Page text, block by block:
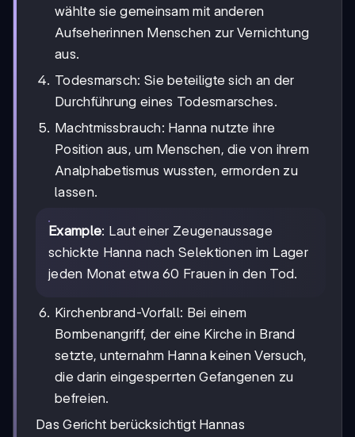
wählte sie gemeinsam mit anderen
Aufseherinnen Menschen zur Vernichtung
aus.
Todesmarsch: Sie beteiligte sich an der
Durchführung eines Todesmarsches.
Machtmissbrauch: Hanna nutzte ihre
Position aus, um Menschen, die von ihrem
Analphabetismus wussten, ermorden zu
lassen.
Example: Laut einer Zeugenaussage
schickte Hanna nach Selektionen im Lager
jeden Monat etwa 60 Frauen in den Tod.
Kirchenbrand-Vorfall: Bei einem
Bombenangriff, der eine Kirche in Brand
setzte, unternahm Hanna keinen Versuch,
die darin eingesperrten Gefangenen zu
befreien.
Das Gericht berücksichtigt Hannas